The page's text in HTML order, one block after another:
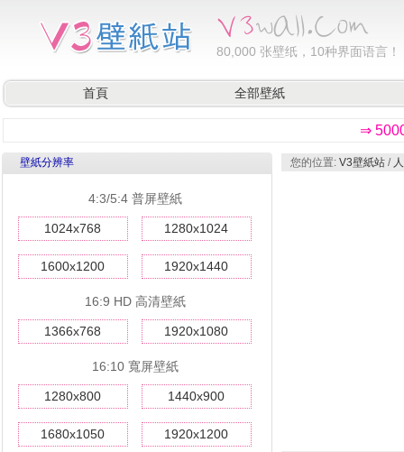
80,000 张壁纸，10种界面语言！
首頁 全部壁紙
⇒
壁紙分辨率
4:3/5:4 普屏壁紙
1024x768 1280x1024
1600x1200 1920x1440
16:9 HD 高清壁紙
1366x768 1920x1080
16:10 寬屏壁紙
1280x800 1440x900
1680x1050 1920x1200
您的位置: V3壁紙站 /